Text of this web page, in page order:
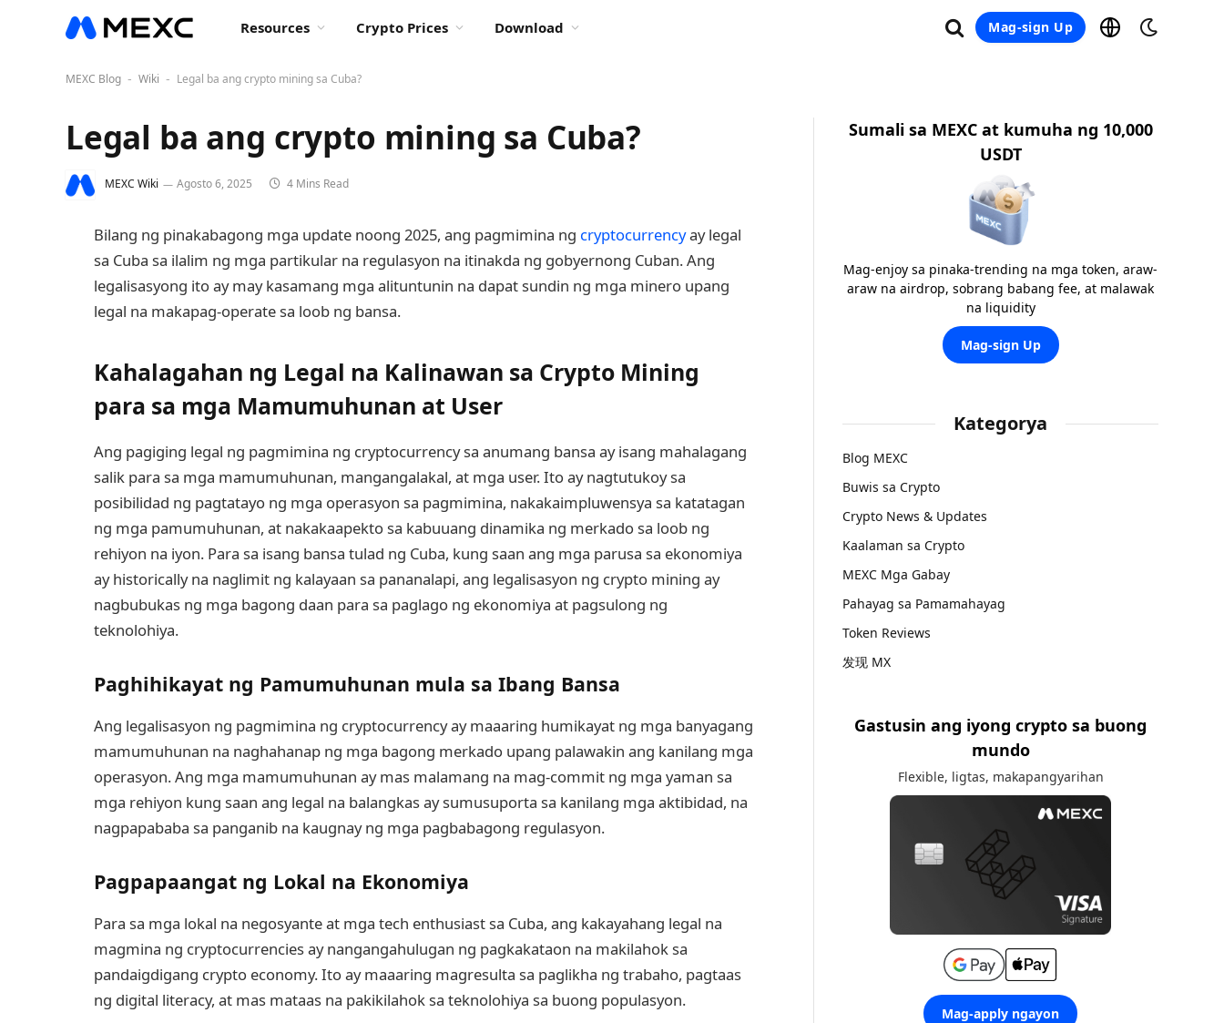
Resources Crypto Prices Download Mag-sign Up
MEXC Blog - Wiki - Legal ba ang crypto mining sa Cuba?
Legal ba ang crypto mining sa Cuba?
MEXC Wiki Agosto 6, 2025 4 Mins Read
Bilang ng pinakabagong mga update noong 2025, ang pagmimina ng cryptocurrencyay legal
sa Cuba sa ilalim ng mga partikular na regulasyon na itinakda ng gobyernong Cuban. Ang
legalisasyong ito ay may kasamang mga alituntunin na dapat sundin ng mga minero upang
legal na makapag-operate sa loob ng bansa.
Kahalagahan ng Legal na Kalinawan sa Crypto Mining
para sa mga Mamumuhunan at User
Ang pagiging legal ng pagmimina ng cryptocurrency sa anumang bansa ay isang mahalagang
salik para sa mga mamumuhunan, mangangalakal, at mga user. Ito ay nagtutukoy sa
posibilidad ng pagtatayo ng mga operasyon sa pagmimina, nakakaimpluwensya sa katatagan
ng mga pamumuhunan, at nakakaapekto sa kabuuang dinamika ng merkado sa loob ng
rehiyon na iyon. Para sa isang bansa tulad ng Cuba, kung saan ang mga parusa sa ekonomiya
ay historically na naglimit ng kalayaan sa pananalapi, ang legalisasyon ng crypto mining ay
nagbubukas ng mga bagong daan para sa paglago ng ekonomiya at pagsulong ng
teknolohiya.
Paghihikayat ng Pamumuhunan mula sa Ibang Bansa
Ang legalisasyon ng pagmimina ng cryptocurrency ay maaaring humikayat ng mga banyagang
mamumuhunan na naghahanap ng mga bagong merkado upang palawakin ang kanilang mga
operasyon. Ang mga mamumuhunan ay mas malamang na mag-commit ng mga yaman sa
mga rehiyon kung saan ang legal na balangkas ay sumusuporta sa kanilang mga aktibidad, na
nagpapababa sa panganib na kaugnay ng mga pagbabagong regulasyon.
Pagpapaangat ng Lokal na Ekonomiya
Para sa mga lokal na negosyante at mga tech enthusiast sa Cuba, ang kakayahang legal na
magmina ng cryptocurrencies ay nangangahulugan ng pagkakataon na makilahok sa
pandaigdigang crypto economy. Ito ay maaaring magresulta sa paglikha ng trabaho, pagtaas
ng digital literacy, at mas mataas na pakikilahok sa teknolohiya sa buong populasyon.
Sumali sa MEXC at kumuha ng 10,000
USDT
Mag-enjoy sa pinaka-trending na mga token, araw-
araw na airdrop, sobrang babang fee, at malawak
na liquidity
Mag-sign Up
Kategorya
Blog MEXC
Buwis sa Crypto
Crypto News & Updates
Kaalaman sa Crypto
MEXC Mga Gabay
Pahayag sa Pamamahayag
Token Reviews
发现 MX
Gastusin ang iyong crypto sa buong
mundo
Flexible, ligtas, makapangyarihan
Mag-apply ngayon